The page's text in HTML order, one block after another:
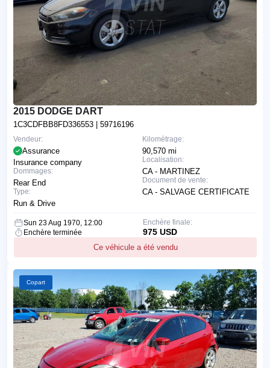
2015 DODGE DART
1C3CDFBB8FD336553 | 59716196
Kilométrage:
90,570 mi
Localisation:
CA - MARTINEZ
Document de vente:
CA - SALVAGE CERTIFICATE
Vendeur:
Assurance
Insurance company
Dommages:
Rear End
Type:
Run & Drive
Sun 23 Aug 1970, 12:00
Enchère terminée
Ce véhicule a été vendu
Enchère finale:
975 USD
Copart